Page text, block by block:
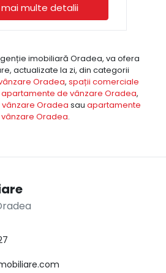
mai multe detalii
imobiliară Oradea, va ofera
actualizate la zi, din categorii
Oradea, spații comerciale
apartamente de vânzare Oradea,
Oradea sau apartamente
Oradea.